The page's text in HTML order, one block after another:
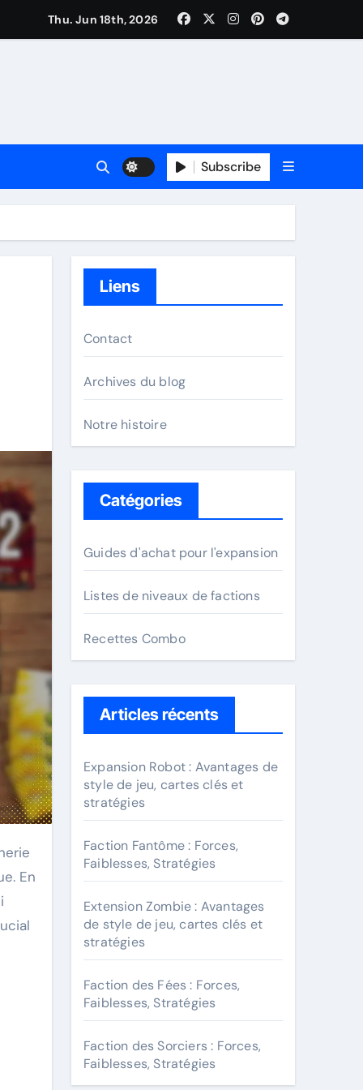
Thu. Jun 18th, 2026
Subscribe
En
Liens
Contact
Archives du blog
Notre histoire
Catégories
Guides d'achat pour l'expansion
Listes de niveaux de factions
Recettes Combo
Articles récents
Expansion Robot : Avantages de
style de jeu, cartes clés et
stratégies
Faction Fantôme : Forces,
Faiblesses, Stratégies
Extension Zombie : Avantages
de style de jeu, cartes clés et
stratégies
Faction des Fées : Forces,
Faiblesses, Stratégies
Faction des Sorciers : Forces,
Faiblesses, Stratégies